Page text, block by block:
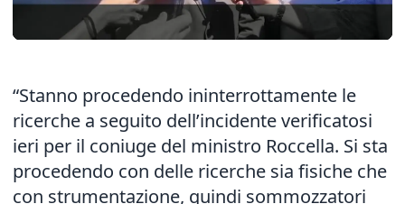
“Stanno procedendo ininterrottamente le
ricerche a seguito dell’incidente verificatosi
ieri per il coniuge del ministro Roccella. Si sta
procedendo con delle ricerche sia fisiche che
con strumentazione, quindi sommozzatori